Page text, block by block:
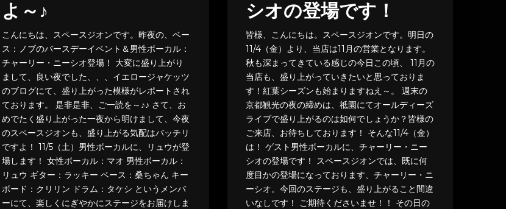
よ～♪
こんにちは、スペースジオンです。昨夜の、ベー
ス：ノブのバースデーイベント＆男性ボーカル：
チャーリー・ニーシオ登場！ 大変に盛り上がり
まして、良い夜でした、、、イエロージャケッツ
のブログにて、盛り上がった模様がレポートされ
ております。 是非是非、ご一読を～♪♪ さて、お
めでたく盛り上がった一夜から明けまして、今夜
のスペースジオンも、盛り上がる気配はバッチリ
ですよ！ 11/5（土）男性ボーカルに、リュウが登
場します！ 女性ボーカル：マオ 男性ボーカル：
リュウ ギター：ラッキー ベース：桑ちゃん キー
ボード：クリリン ドラム：タケシ というメンバ
ーにて、楽しくにぎやかにステージをお届けしま
シオの登場です！
皆様、こんにちは。スペースジオンです。明日の
11/4（金）より、当店は11月の営業となります。
秋も深まってきている感じの今日この頃、 11月の
当店も、盛り上がっていきたいと思っておりま
す！紅葉シーズンも始まりますねえ～。 週末の
京都観光の夜の締めは、祗園にてオールディーズ
ライブで盛り上がるのは如何でしょうか？皆様の
ご来店、お待ちしております！ そんな11/4（金）
は！ ゲスト男性ボーカルに、チャーリー・ニー
シオの登場です！ スペースジオンでは、既に何
度目かの登場になっております、チャーリー・ニ
ーシオ。今回のステージも、盛り上がること間違
いなしです！ ご期待くださいませ！！ その日の